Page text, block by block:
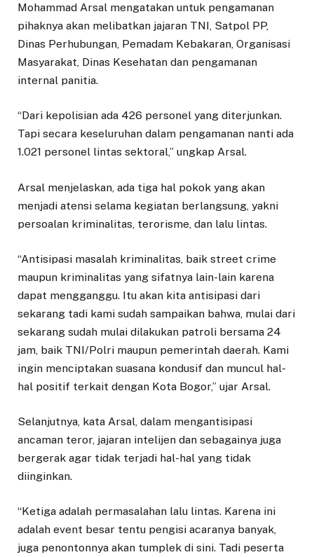
Mohammad Arsal mengatakan untuk pengamanan
pihaknya akan melibatkan jajaran TNI, Satpol PP,
Dinas Perhubungan, Pemadam Kebakaran, Organisasi
Masyarakat, Dinas Kesehatan dan pengamanan
internal panitia.
“Dari kepolisian ada 426 personel yang diterjunkan.
Tapi secara keseluruhan dalam pengamanan nanti ada
1.021 personel lintas sektoral,” ungkap Arsal.
Arsal menjelaskan, ada tiga hal pokok yang akan
menjadi atensi selama kegiatan berlangsung, yakni
persoalan kriminalitas, terorisme, dan lalu lintas.
“Antisipasi masalah kriminalitas, baik street crime
maupun kriminalitas yang sifatnya lain-lain karena
dapat mengganggu. Itu akan kita antisipasi dari
sekarang tadi kami sudah sampaikan bahwa, mulai dari
sekarang sudah mulai dilakukan patroli bersama 24
jam, baik TNI/Polri maupun pemerintah daerah. Kami
ingin menciptakan suasana kondusif dan muncul hal-
hal positif terkait dengan Kota Bogor,” ujar Arsal.
Selanjutnya, kata Arsal, dalam mengantisipasi
ancaman teror, jajaran intelijen dan sebagainya juga
bergerak agar tidak terjadi hal-hal yang tidak
diinginkan.
“Ketiga adalah permasalahan lalu lintas. Karena ini
adalah event besar tentu pengisi acaranya banyak,
juga penontonnya akan tumplek di sini. Tadi peserta